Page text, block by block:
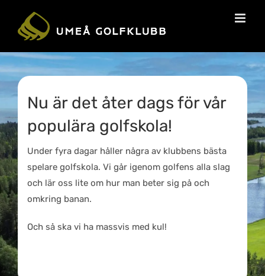
Nu är det åter dags för vår
populära golfskola!
Under fyra dagar håller några av klubbens bästa
spelare golfskola. Vi går igenom golfens alla slag
och lär oss lite om hur man beter sig på och
omkring banan.
Och så ska vi ha massvis med kul!